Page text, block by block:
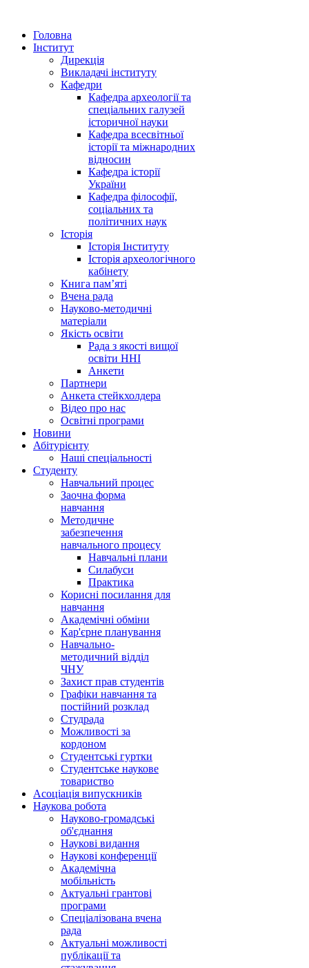
Головна
Інститут
Дирекція
Викладачі інституту
Кафедри
Кафедра археології та
спеціальних галузей
історичної науки
Кафедра всесвітньої
історії та міжнародних
відносин
Кафедра історії
України
Кафедра філософії,
соціальних та
політичних наук
Історія
Історія Інституту
Історія археологічного
кабінету
Книга памʼяті
Вчена рада
Науково-методичні
матеріали
Якість освіти
Рада з якості вищої
освіти ННІ
Анкети
Партнери
Анкета стейкхолдера
Відео про нас
Освітні програми
Hовини
Абітурієнту
Наші спеціальності
Студенту
Навчальний процес
Заочна форма
навчання
Методичне
забезпечення
навчального процесу
Навчальні плани
Силабуси
Практика
Корисні посилання для
навчання
Академічні обміни
Кар'єрне планування
Навчально-
методичний відділ
ЧНУ
Захист прав студентів
Графіки навчання та
постійний розклад
Студрада
Можливості за
кордоном
Студентські гуртки
Студентське наукове
товариство
Асоціація випускників
Наукова робота
Науково-громадські
об'єднання
Наукові видання
Наукові конференції
Академічна
мобільність
Актуальні грантові
програми
Спеціалізована вчена
рада
Актуальні можливості
публікації та